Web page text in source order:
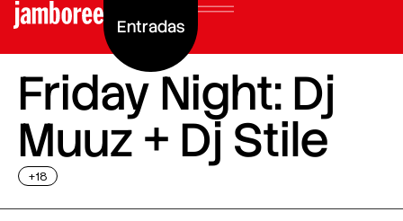
Entradas
Friday Night: Dj
Muuz + Dj Stile
+18